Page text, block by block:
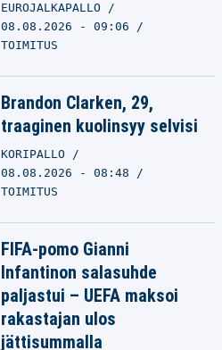
EUROJALKAPALLO
08.08.2026 - 09:06
TOIMITUS
Brandon Clarken, 29,
traaginen kuolinsyy selvisi
KORIPALLO
08.08.2026 - 08:48
TOIMITUS
FIFA-pomo Gianni
Infantinon salasuhde
paljastui – UEFA maksoi
rakastajan ulos
jättisummalla